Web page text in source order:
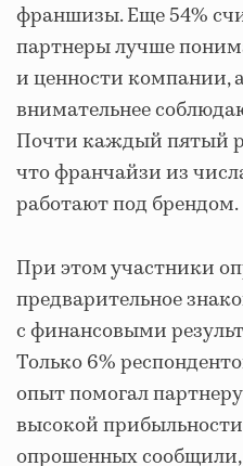
франшизы. Еще 54%
партнеры лучше
и ценности компании,
внимательнее
Почти каждый пятый
что франчайзи из
работают под брендом.
При этом участники
предварительное
с финансовыми
Только 6%
опыт помогал
высокой
опрошенных